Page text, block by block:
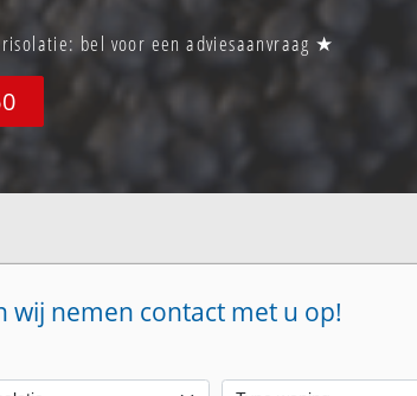
bel voor een adviesaanvraag ★
wij nemen contact met u op!